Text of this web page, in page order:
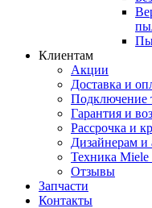
Клиентам
Акции
Доставка и
Подключение
Гарантия и
Рассрочка и
Дизайнерам и
Техника Miele
Отзывы
Запчасти
Контакты